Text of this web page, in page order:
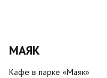
МАЯК
Кафе в парке «Маяк»